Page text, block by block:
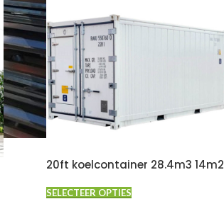
20ft koelcontainer 28.4m3 14m2
SELECTEER OPTIES